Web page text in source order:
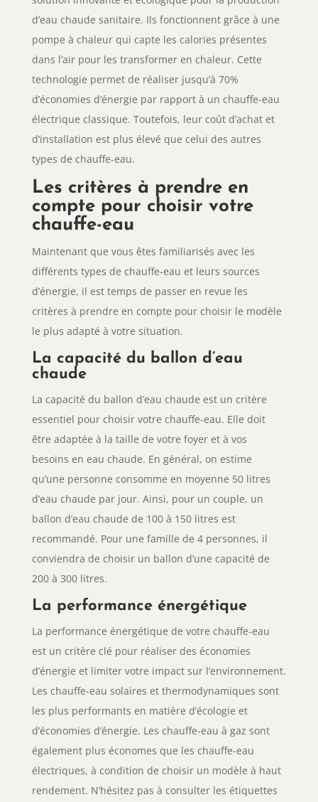
d’eau chaude sanitaire. Ils fonctionnent grâce à une
pompe à chaleur qui capte les calories présentes
dans l’air pour les transformer en chaleur. Cette
technologie permet de réaliser jusqu’à 70%
d’économies d’énergie par rapport à un chauffe-eau
électrique classique. Toutefois, leur coût d’achat et
d’installation est plus élevé que celui des autres
types de chauffe-eau.
Les critères à prendre en
compte pour choisir votre
chauffe-eau
Maintenant que vous êtes familiarisés avec les
différents types de chauffe-eau et leurs sources
d’énergie, il est temps de passer en revue les
critères à prendre en compte pour choisir le modèle
le plus adapté à votre situation.
La capacité du ballon d’eau
chaude
La capacité du ballon d’eau chaude est un critère
essentiel pour choisir votre chauffe-eau. Elle doit
être adaptée à la taille de votre foyer et à vos
besoins en eau chaude. En général, on estime
qu’une personne consomme en moyenne 50 litres
d’eau chaude par jour. Ainsi, pour un couple, un
ballon d’eau chaude de 100 à 150 litres est
recommandé. Pour une famille de 4 personnes, il
conviendra de choisir un ballon d’une capacité de
200 à 300 litres.
La performance énergétique
La performance énergétique de votre chauffe-eau
est un critère clé pour réaliser des économies
d’énergie et limiter votre impact sur l’environnement.
Les chauffe-eau solaires et thermodynamiques sont
les plus performants en matière d’écologie et
d’économies d’énergie. Les chauffe-eau à gaz sont
également plus économes que les chauffe-eau
électriques, à condition de choisir un modèle à haut
rendement. N’hésitez pas à consulter les étiquettes